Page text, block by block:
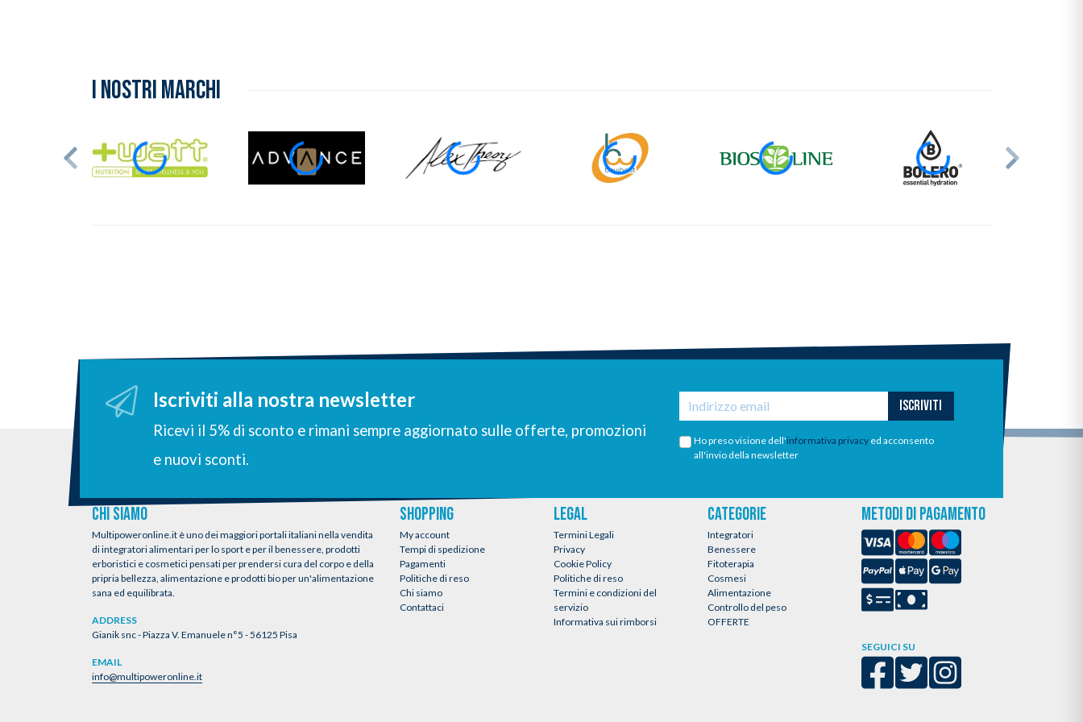
I NOSTRI MARCHI
Iscriviti alla nostra newsletter
Ricevi il 5% di sconto e rimani sempre aggiornato sulle offerte, promozioni
e nuovi sconti.
ISCRIVITI
Ho preso visione dell'informativa privacyed acconsento
all'invio della newsletter
CHI SIAMO
Multipoweronline.it è uno dei maggiori portali italiani nella vendita
di integratori alimentari per lo sport e per il benessere, prodotti
erboristici e cosmetici pensati per prendersi cura del corpo e della
pripria bellezza, alimentazione e prodotti bio per un'alimentazione
sana ed equilibrata.
ADDRESS
Gianik snc - Piazza V. Emanuele n°5 - 56125 Pisa
EMAIL
info@multipoweronline.it
SHOPPING
My account
Tempi di spedizione
Pagamenti
Politiche di reso
Chi siamo
Contattaci
LEGAL
Termini Legali
Privacy
Cookie Policy
Politiche di reso
Termini e condizioni del
servizio
Informativa sui rimborsi
CATEGORIE
Integratori
Benessere
Fitoterapia
Cosmesi
Alimentazione
Controllo del peso
OFFERTE
METODI DI PAGAMENTO
SEGUICI SU